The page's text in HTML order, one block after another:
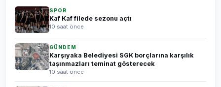
SPOR
Kaf Kaf filede sezonu açtı
10 saat önce
GÜNDEM
Karşıyaka Belediyesi SGK borçlarına karşılık
taşınmazları teminat gösterecek
10 saat önce